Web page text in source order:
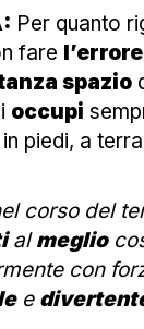
Per quanto
fare l’errore
spazio
occupi
piedi, a
corso del
almeglio
con
e